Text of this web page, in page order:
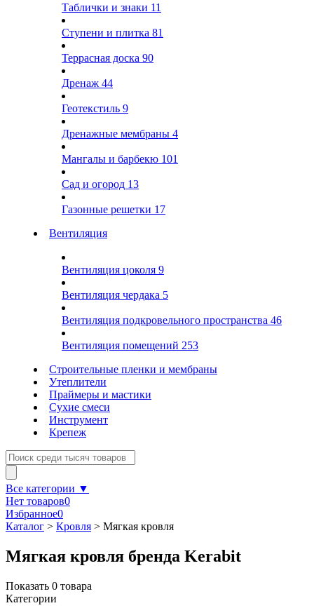
Таблички и знаки 11
Ступени и плитка 81
Террасная доска 90
Дренаж 44
Геотекстиль 9
Дренажные мембраны 4
Мангалы и барбекю 101
Сад и огород 13
Газонные решетки 17
Вентиляция
Вентиляция цоколя 9
Вентиляция чердака 5
Вентиляция подкровельного пространства 46
Вентиляция помещений 253
Строительные пленки и мембраны
Утеплители
Праймеры и мастики
Сухие смеси
Инструмент
Крепеж
Все категории ▼
Нет товаров0
Избранное0
Каталог > Кровля > Мягкая кровля
Мягкая кровля бренда Kerabit
Показать 0 товара
Категории